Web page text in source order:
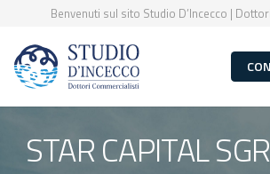
Benvenuti sul sito Studio D’Incecco |
STAR CAPITAL